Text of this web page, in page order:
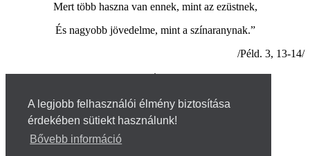
A legjobb felhasználói élmény biztosítása
érdekében sütiekt használunk!
Bővebb információ
Mert több haszna van ennek, mint az ezüstnek,
És nagyobb jövedelme, mint a színaranynak.”
/Péld. 3, 13-14/
*
© 2026 - kozponti.net
Házirend
SZMSZ